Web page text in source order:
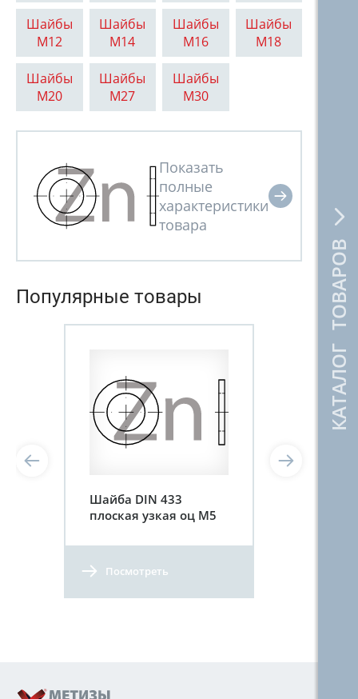
КАТАЛОГ ТОВАРОВ
Шайбы
М12
Шайбы
М14
Шайбы
М16
Шайбы
М18
Шайбы
М20
Шайбы
М27
Шайбы
М30
Популярные товары
Шайба DIN 433
плоская узкая оц М5
Посмотреть